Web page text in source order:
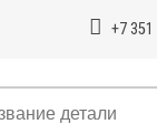
+7 351